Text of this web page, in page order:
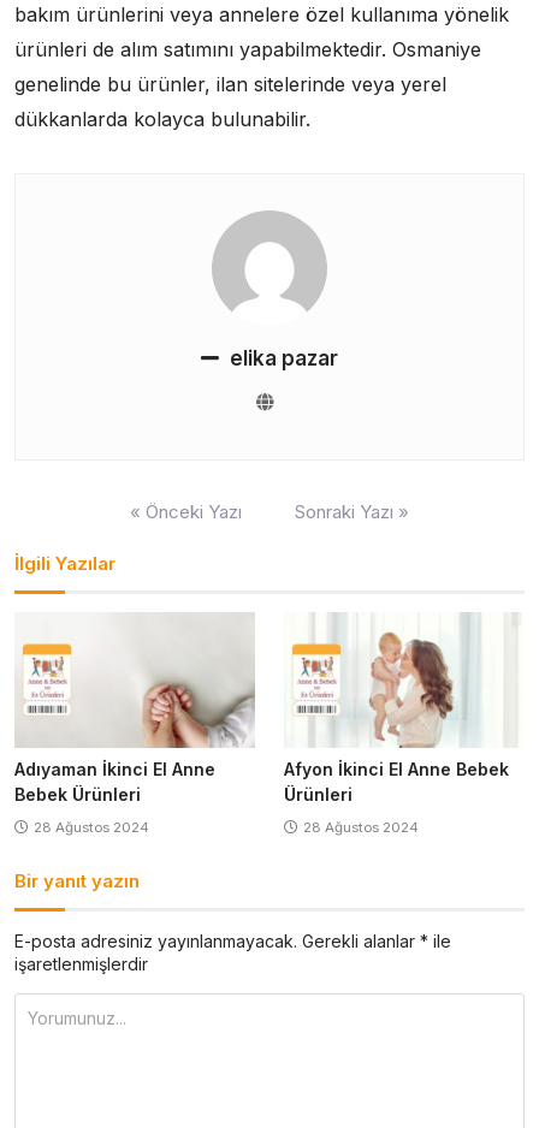
bakım ürünlerini veya annelere özel kullanıma yönelik
ürünleri de alım satımını yapabilmektedir. Osmaniye
genelinde bu ürünler, ilan sitelerinde veya yerel
dükkanlarda kolayca bulunabilir.
elika pazar
« Önceki Yazı Sonraki Yazı »
İlgili Yazılar
Adıyaman İkinci El Anne
Bebek Ürünleri
28 Ağustos 2024
Afyon İkinci El Anne Bebek
Ürünleri
28 Ağustos 2024
Bir yanıt yazın
E-posta adresiniz yayınlanmayacak. Gerekli alanlar * ile
işaretlenmişlerdir